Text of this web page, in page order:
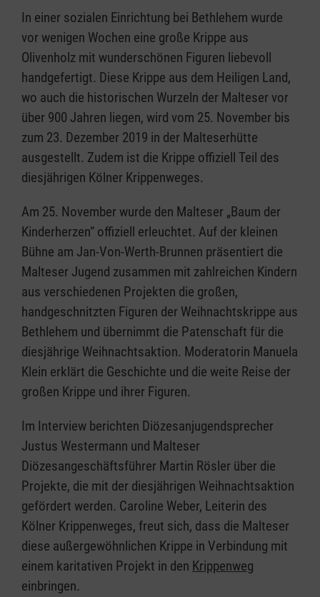
In einer sozialen Einrichtung bei Bethlehem wurde
vor wenigen Wochen eine große Krippe aus
Olivenholz mit wunderschönen Figuren liebevoll
handgefertigt. Diese Krippe aus dem Heiligen Land,
wo auch die historischen Wurzeln der Malteser vor
über 900 Jahren liegen, wird vom 25. November bis
zum 23. Dezember 2019 in der Malteserhütte
ausgestellt. Zudem ist die Krippe offiziell Teil des
diesjährigen Kölner Krippenweges.
Am 25. November wurde den Malteser „Baum der
Kinderherzen“ offiziell erleuchtet. Auf der kleinen
Bühne am Jan-Von-Werth-Brunnen präsentiert die
Malteser Jugend zusammen mit zahlreichen Kindern
aus verschiedenen Projekten die großen,
handgeschnitzten Figuren der Weihnachtskrippe aus
Bethlehem und übernimmt die Patenschaft für die
diesjährige Weihnachtsaktion. Moderatorin Manuela
Klein erklärt die Geschichte und die weite Reise der
großen Krippe und ihrer Figuren.
Im Interview berichten Diözesanjugendsprecher
Justus Westermann und Malteser
Diözesangeschäftsführer Martin Rösler über die
Projekte, die mit der diesjährigen Weihnachtsaktion
gefördert werden. Caroline Weber, Leiterin des
Kölner Krippenweges, freut sich, dass die Malteser
diese außergewöhnlichen Krippe in Verbindung mit
einem karitativen Projekt in den Krippenweg
einbringen.